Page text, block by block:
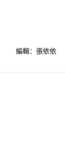
編輯：張依依